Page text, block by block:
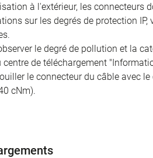
à l'extérieur, les connecteurs
sur les degrés de protection
le degré de pollution et la
centre de téléchargement
le connecteur du câble avec
cNm).